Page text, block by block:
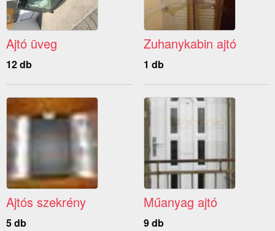
Ajtó üveg
12 db
Zuhanykabin ajtó
1 db
Ajtós szekrény
5 db
Műanyag ajtó
9 db